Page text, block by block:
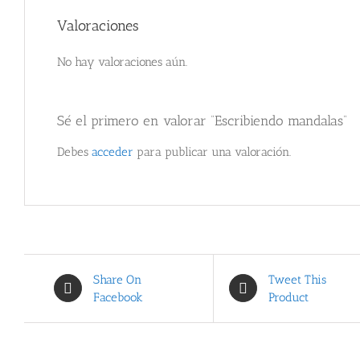
Valoraciones
No hay valoraciones aún.
Sé el primero en valorar “Escribiendo mandalas”
Debes acceder para publicar una valoración.
Share On
Facebook
Tweet This
Product